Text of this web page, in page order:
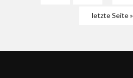
letzte Seite »